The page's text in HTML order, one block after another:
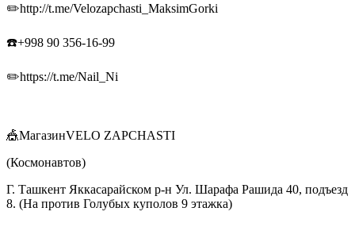
✏️http://t.me/Velozapchasti_MaksimGorki
☎️+998 90 356-16-99
✏️https://t.me/Nail_Ni
🎪МагазинVELO ZAPCHASTI
(Космонавтов)
Г. Ташкент Яккасарайском р-н Ул. Шарафа Рашида 40, подъезд
8. (На против Голубых куполов 9 этажка)